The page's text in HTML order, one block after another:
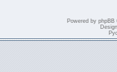
Powered by phpBB